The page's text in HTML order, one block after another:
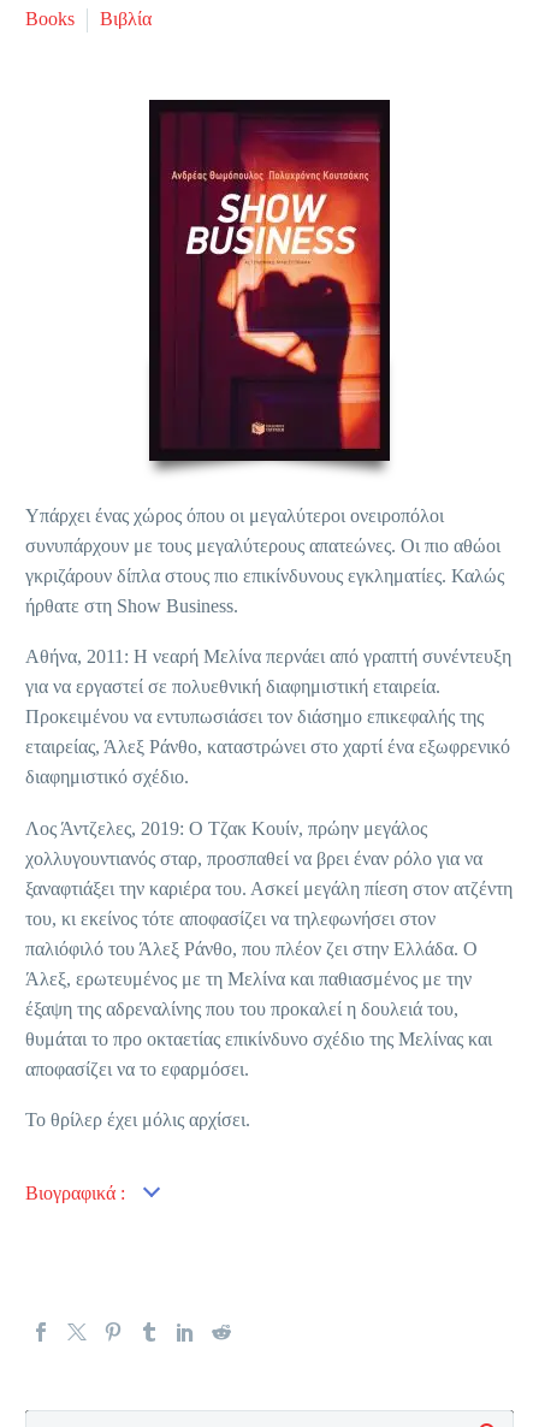
Books Βιβλία
Υπάρχει ένας χώρος όπου οι μεγαλύτεροι ονειροπόλοι
συνυπάρχουν με τους μεγαλύτερους απατεώνες. Οι πιο αθώοι
γκριζάρουν δίπλα στους πιο επικίνδυνους εγκληματίες. Καλώς
ήρθατε στη Show Business.
Αθήνα, 2011: Η νεαρή Μελίνα περνάει από γραπτή συνέντευξη
για να εργαστεί σε πολυεθνική διαφημιστική εταιρεία.
Προκειμένου να εντυπωσιάσει τον διάσημο επικεφαλής της
εταιρείας, Άλεξ Ράνθο, καταστρώνει στο χαρτί ένα εξωφρενικό
διαφημιστικό σχέδιο.
Λος Άντζελες, 2019: Ο Τζακ Κουίν, πρώην μεγάλος
χολλυγουντιανός σταρ, προσπαθεί να βρει έναν ρόλο για να
ξαναφτιάξει την καριέρα του. Ασκεί μεγάλη πίεση στον ατζέντη
του, κι εκείνος τότε αποφασίζει να τηλεφωνήσει στον
παλιόφιλό του Άλεξ Ράνθο, που πλέον ζει στην Ελλάδα. Ο
Άλεξ, ερωτευμένος με τη Μελίνα και παθιασμένος με την
έξαψη της αδρεναλίνης που του προκαλεί η δουλειά του,
θυμάται το προ οκταετίας επικίνδυνο σχέδιο της Μελίνας και
αποφασίζει να το εφαρμόσει.
Το θρίλερ έχει μόλις αρχίσει.
Βιογραφικά :